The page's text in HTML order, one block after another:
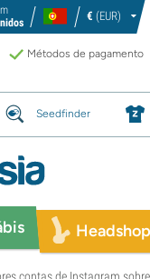
€ (EUR)
Métodos de pagamento
Seedfinder
Headshop
contas de Instagram